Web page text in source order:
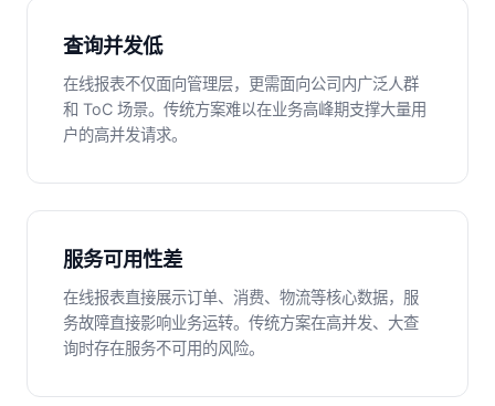
查询并发低
在线报表不仅面向管理层，更需面向公司内广泛人群
和 ToC 场景。传统方案难以在业务高峰期支撑大量用
户的高并发请求。
服务可用性差
在线报表直接展示订单、消费、物流等核心数据，服
务故障直接影响业务运转。传统方案在高并发、大查
询时存在服务不可用的风险。